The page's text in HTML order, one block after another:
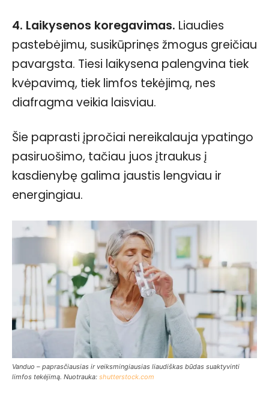
4. Laikysenos koregavimas. Liaudies
pastebėjimu, susikūprinęs žmogus greičiau
pavargsta. Tiesi laikysena palengvina tiek
kvėpavimą, tiek limfos tekėjimą, nes
diafragma veikia laisviau.
Šie paprasti įpročiai nereikalauja ypatingo
pasiruošimo, tačiau juos įtraukus į
kasdienybę galima jaustis lengviau ir
energingiau.
Vanduo – paprasčiausias ir veiksmingiausias liaudiškas būdas suaktyvinti
limfos tekėjimą. Nuotrauka: shutterstock.com